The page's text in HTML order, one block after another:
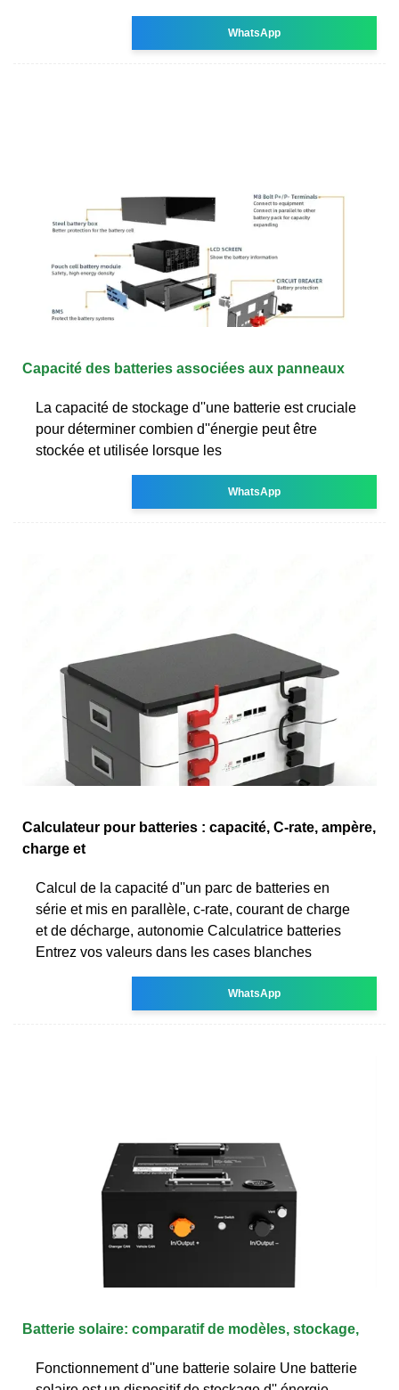
WhatsApp
Capacité des batteries associées aux panneaux
La capacité de stockage d''une batterie est cruciale
pour déterminer combien d''énergie peut être
stockée et utilisée lorsque les
WhatsApp
Calculateur pour batteries : capacité, C-rate, ampère,
charge et
Calcul de la capacité d''un parc de batteries en
série et mis en parallèle, c-rate, courant de charge
et de décharge, autonomie Calculatrice batteries
Entrez vos valeurs dans les cases blanches
WhatsApp
Batterie solaire: comparatif de modèles, stockage,
Fonctionnement d''une batterie solaire Une batterie